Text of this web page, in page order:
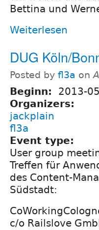
Bettina und
Weiterlesen
DUG Köln/
Posted by fl3a on
Beginn:
2013-
Organizers:
jackplain
fl3a
Event type:
User group
Treffen für
des Content-
Südstadt:
c/o Railslove